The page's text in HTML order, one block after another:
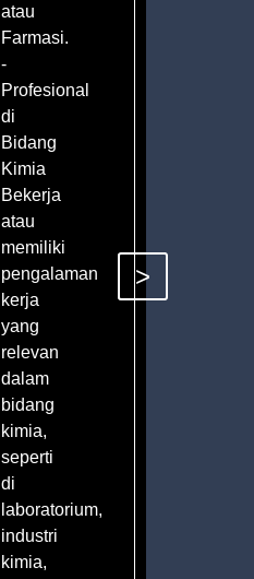
atau
Farmasi.
-
Profesional
di
Bidang
Kimia
Bekerja
atau
memiliki
pengalaman
kerja
yang
relevan
dalam
bidang
kimia,
seperti
di
laboratorium,
industri
kimia,
>